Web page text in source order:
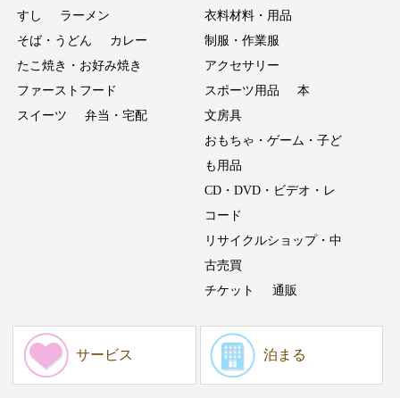
すし
ラーメン
そば・うどん
カレー
たこ焼き・お好み焼き
ファーストフード
スイーツ
弁当・宅配
衣料材料・用品
制服・作業服
アクセサリー
スポーツ用品
本
文房具
おもちゃ・ゲーム・子ど
も用品
CD・DVD・ビデオ・レ
コード
リサイクルショップ・中
古売買
チケット
通販
サービス 泊まる